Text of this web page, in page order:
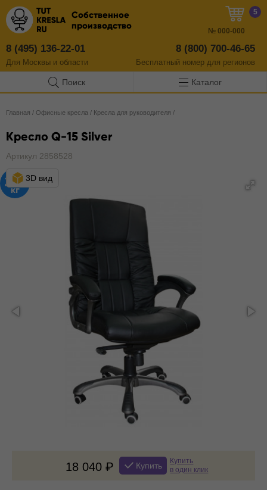
Собственное
производство
8 (495) 136-22-01
Для Москвы и области
8 (800) 700-46-65
Бесплатный номер для регионов
5
№ 000-000
Поиск Каталог
Главная / Офисные кресла / Кресла для руководителя /
Кресло Q-15 Silver
Артикул 2858528
3D вид
18 040 Купить
Купить
в один клик